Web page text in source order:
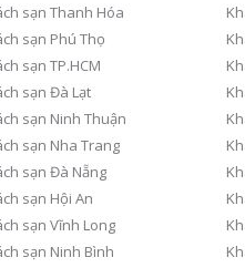
Giảm 40%
sạn Thanh Hóa
sạn Phú Thọ
sạn TP.HCM
sạn Đà Lạt
sạn Ninh Thuận
sạn Nha Trang
sạn Đà Nẵng
sạn Hội An
sạn Vĩnh Long
sạn Ninh Bình